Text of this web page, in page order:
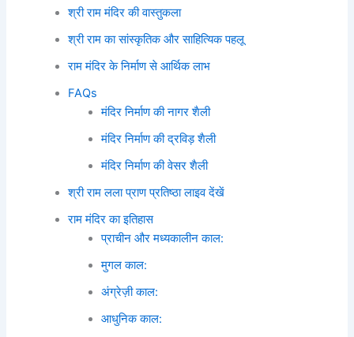
श्री राम मंदिर की वास्तुकला
श्री राम का सांस्कृतिक और साहित्यिक पहलू
राम मंदिर के निर्माण से आर्थिक लाभ
FAQs
मंदिर निर्माण की नागर शैली
मंदिर निर्माण की द्रविड़ शैली
मंदिर निर्माण की वेसर शैली
श्री राम लला प्राण प्रतिष्ठा लाइव देंखें
राम मंदिर का इतिहास
प्राचीन और मध्यकालीन काल:
मुगल काल:
अंग्रेज़ी काल:
आधुनिक काल: